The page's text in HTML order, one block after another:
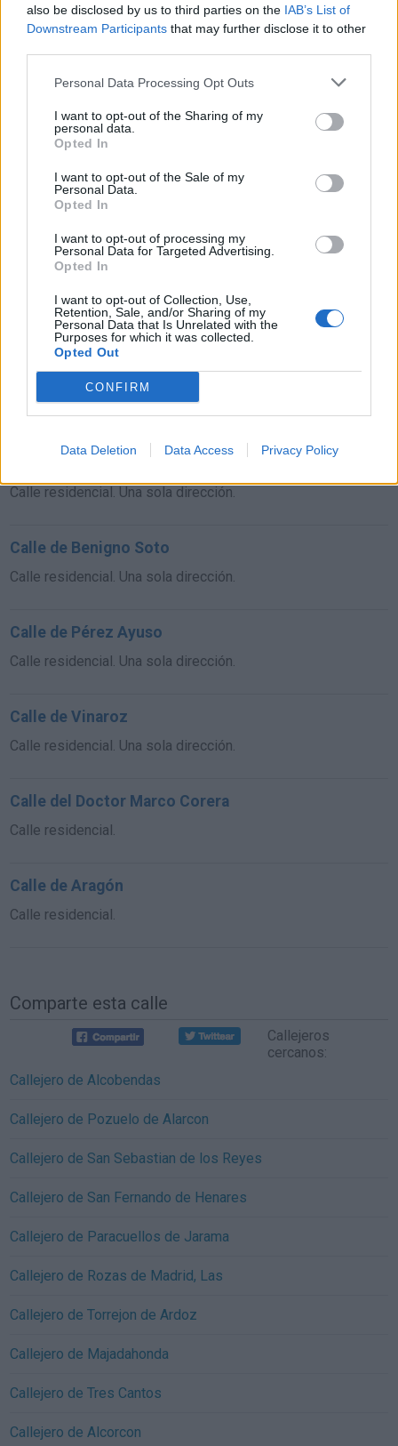
also be disclosed by us to third parties on the IAB’s List of
Downstream Participants that may further disclose it to other
Personal Data Processing Opt Outs
I want to opt-out of the Sharing of my
personal data.
Opted In
I want to opt-out of the Sale of my
Personal Data.
Opted In
I want to opt-out of processing my
Personal Data for Targeted Advertising.
Opted In
I want to opt-out of Collection, Use,
Retention, Sale, and/or Sharing of my
Personal Data that Is Unrelated with the
Purposes for which it was collected.
Opted Out
CONFIRM
Data Deletion Data Access Privacy Policy
Calles cercanas
Calle de Eugenio Salazar
Calle residencial. Una sola dirección.
Calle Marqués de Santillana
Calle residencial. Una sola dirección.
Calle de San Ernesto
Calle residencial. Una sola dirección.
Calle residencial. Una sola dirección.
Calle de Benigno Soto
Calle residencial. Una sola dirección.
Calle de Pérez Ayuso
Calle residencial. Una sola dirección.
Calle de Vinaroz
Calle residencial. Una sola dirección.
Calle del Doctor Marco Corera
Calle residencial.
Calle de Aragón
Calle residencial.
Comparte esta calle
Callejeros
cercanos:
Callejero de Alcobendas
Callejero de Pozuelo de Alarcon
Callejero de San Sebastian de los Reyes
Callejero de San Fernando de Henares
Callejero de Paracuellos de Jarama
Callejero de Rozas de Madrid, Las
Callejero de Torrejon de Ardoz
Callejero de Majadahonda
Callejero de Tres Cantos
Callejero de Alcorcon